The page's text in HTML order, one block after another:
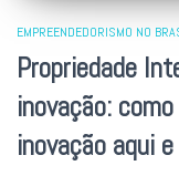
EMPREENDEDORISMO NO
Propriedade
inovação:
inovação aqui